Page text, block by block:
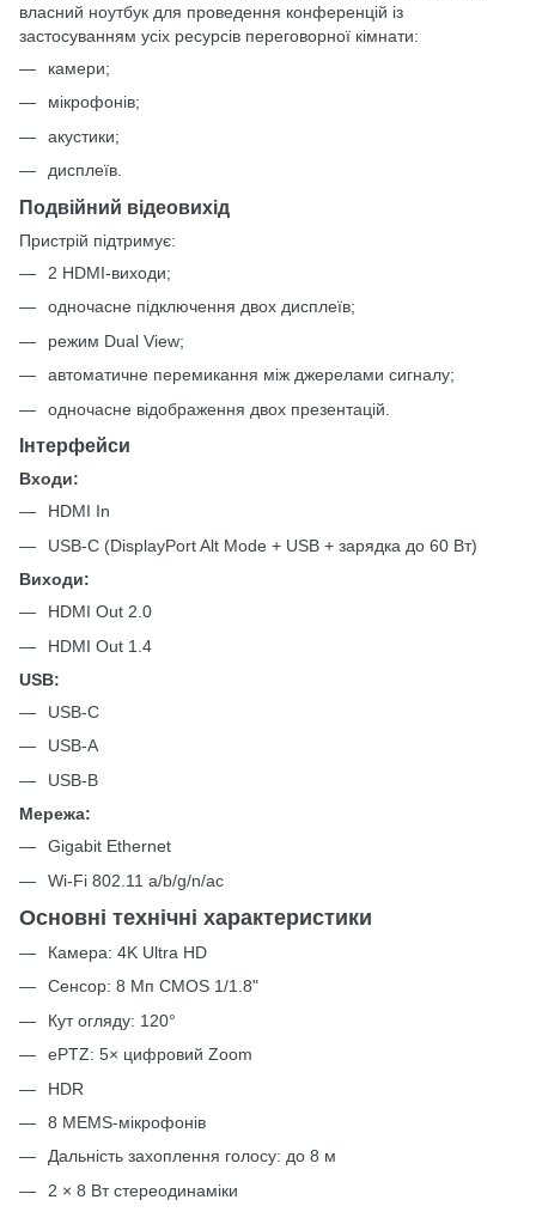
власний ноутбук для проведення конференцій із
застосуванням усіх ресурсів переговорної кімнати:
камери;
мікрофонів;
акустики;
дисплеїв.
Подвійний відеовихід
Пристрій підтримує:
2 HDMI-виходи;
одночасне підключення двох дисплеїв;
режим Dual View;
автоматичне перемикання між джерелами сигналу;
одночасне відображення двох презентацій.
Інтерфейси
Входи:
HDMI In
USB-C (DisplayPort Alt Mode + USB + зарядка до 60 Вт)
Виходи:
HDMI Out 2.0
HDMI Out 1.4
USB:
USB-C
USB-A
USB-B
Мережа:
Gigabit Ethernet
Wi-Fi 802.11 a/b/g/n/ac
Основні технічні характеристики
Камера: 4K Ultra HD
Сенсор: 8 Мп CMOS 1/1.8"
Кут огляду: 120°
ePTZ: 5× цифровий Zoom
HDR
8 MEMS-мікрофонів
Дальність захоплення голосу: до 8 м
2 × 8 Вт стереодинаміки